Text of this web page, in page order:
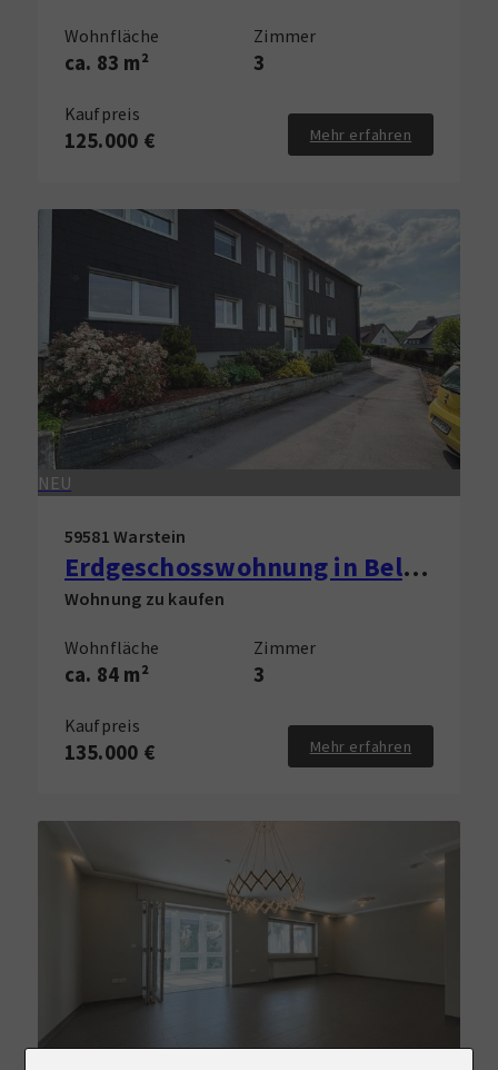
Wohnfläche
ca. 83 m²
Zimmer
3
Kaufpreis
125.000 € Mehr erfahren
NEU
59581 Warstein
Erdgeschosswohnung in Belecke zu verkaufen!
Wohnung zu kaufen
Wohnfläche
ca. 84 m²
Zimmer
3
Kaufpreis
135.000 € Mehr erfahren